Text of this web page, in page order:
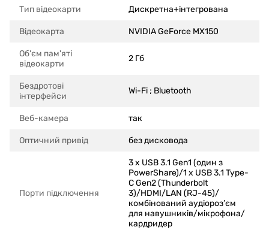
Тип відеокарти Дискретна+інтегрована
Відеокарта NVIDIA GeForce MX150
Об'єм пам'яті
відеокарти
2 Гб
Бездротові
інтерфейси
Wi-Fi ; Bluetooth
Веб-камера так
Оптичний привід без дисковода
Порти підключення
3 x USB 3.1 Gen1 (один з
PowerShare)/1 x USB 3.1 Type-
C Gen2 (Thunderbolt
3)/HDMI/LAN (RJ-45)/
комбінований аудіороз’єм
для навушників/мікрофона/
кардридер